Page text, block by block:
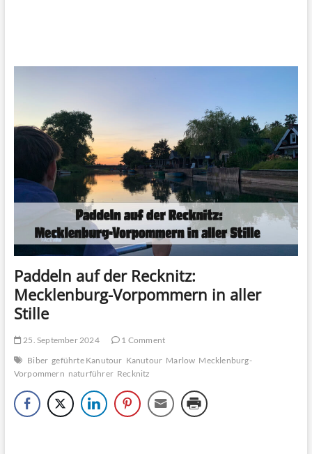
Paddeln auf der Recknitz:
Mecklenburg-Vorpommern in aller
Stille
25. September 2024
1 Comment
Biber geführte Kanutour Kanutour Marlow Mecklenburg-
Vorpommern naturführer Recknitz